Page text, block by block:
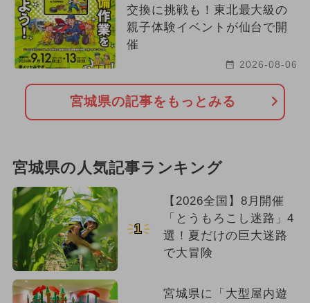
交換に挑戦も！東北最大級の
親子体験イベントが仙台で開
催
2026-08-06
宮城県の記事をもっとみる
宮城県の人気記事ランキング
1
【2026全国】8月開催
「とうもろこし迷路」4
選！夏だけの巨大迷路
で大冒険
宮城県に「大型屋内遊